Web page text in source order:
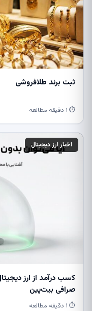
ثبت برند طلافروشی
⏱ ۱ دقیقه مطالعه
اخبار ارز دیجیتال
کسب درآمد از ارز
صرافی بیت‌پین
⏱ ۱ دقیقه مطالعه